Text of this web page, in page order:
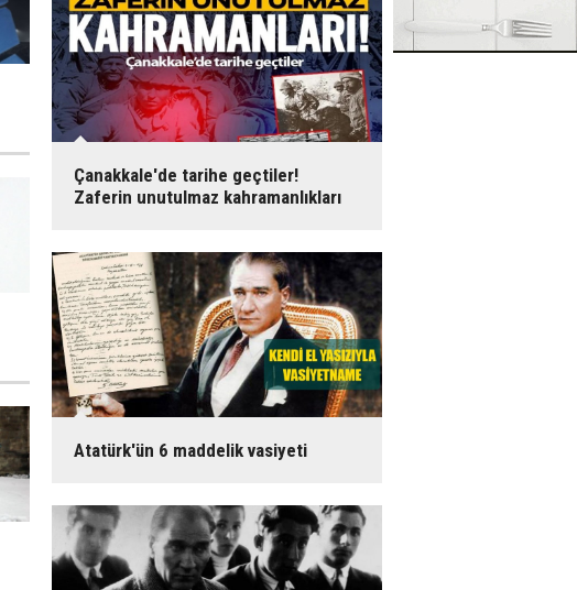
Çanakkale'de tarihe geçtiler!
Zaferin unutulmaz kahramanlıkları
Atatürk'ün 6 maddelik vasiyeti